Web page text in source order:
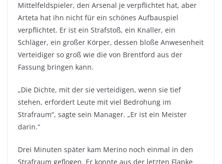
Mittelfeldspieler, den Arsenal je verpflichtet hat, aber
Arteta hat ihn nicht für ein schönes Aufbauspiel
verpflichtet. Er ist ein Strafstoß, ein Knaller, ein
Schläger, ein großer Körper, dessen bloße Anwesenheit
Verteidiger so groß wie die von Brentford aus der
Fassung bringen kann.
„Die Dichte, mit der sie verteidigen, wenn sie tief
stehen, erfordert Leute mit viel Bedrohung im
Strafraum“, sagte sein Manager. „Er ist ein Meister
darin.“
Drei Minuten später kam Merino noch einmal in den
Strafraum geflogen. Er konnte aus der letzten Flanke